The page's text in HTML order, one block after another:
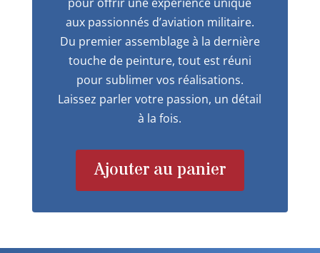
aux passionnés d’aviation militaire.
Du premier assemblage à la dernière
touche de peinture, tout est réuni
pour sublimer vos réalisations.
Laissez parler votre passion, un détail
à la fois.
Ajouter au panier